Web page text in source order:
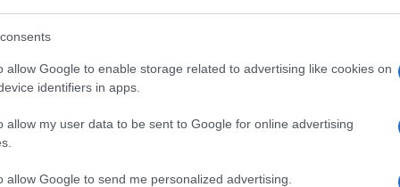
allow Google to enable storage related to advertising like cookies on
identifiers in apps.
allow my user data to be sent to Google for online advertising
allow Google to send me personalized advertising.
crescita della Germania nei prossimi mesi.